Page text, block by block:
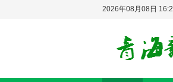
2026年08月08日